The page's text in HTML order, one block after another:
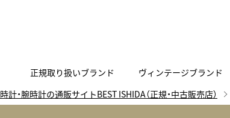
正規取り扱いブランド
A B C D E F
ヴィンテージブランド
代表メッセージ
お問い合わせ
時計・腕時計の通販サイトBEST ISHIDA（正規・中古販売店）